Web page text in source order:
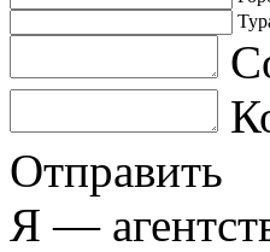
Отправить
Я —